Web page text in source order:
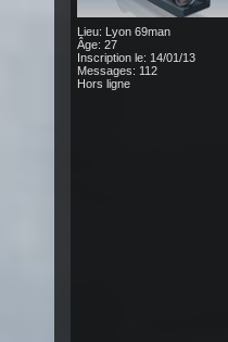
Lieu: Lyon 69man
Âge: 27
Inscription le: 14/01/13
Messages: 112
Hors ligne